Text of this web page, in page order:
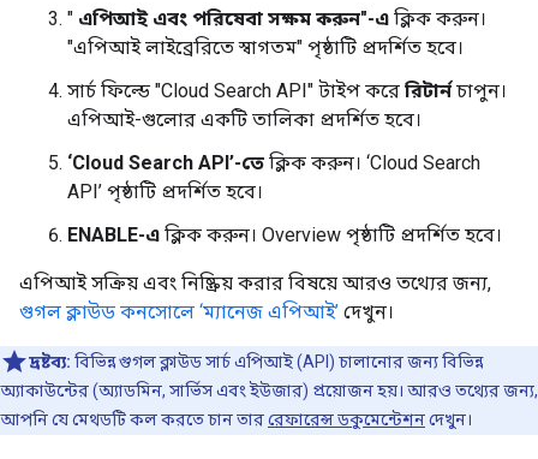
" এপিআই এবং পরিষেবা সক্ষম করুন"-এ ক্লিক করুন।
"এপিআই লাইব্রেরিতে স্বাগতম" পৃষ্ঠাটি প্রদর্শিত হবে।
সার্চ ফিল্ডে "Cloud Search API" টাইপ করে রিটার্নচাপুন।
এপিআই-গুলোর একটি তালিকা প্রদর্শিত হবে।
‘Cloud Search API’-তে ক্লিক করুন। ‘Cloud Search
API’ পৃষ্ঠাটি প্রদর্শিত হবে।
ENABLE-এ ক্লিক করুন। Overview পৃষ্ঠাটি প্রদর্শিত হবে।
এপিআই সক্রিয় এবং নিষ্ক্রিয় করার বিষয়ে আরও তথ্যের জন্য,
গুগল ক্লাউড কনসোলে ‘ম্যানেজ এপিআই’ দেখুন।
দ্রষ্টব্য: বিভিন্ন গুগল ক্লাউড সার্চ এপিআই (API) চালানোর জন্য বিভিন্ন
অ্যাকাউন্টের (অ্যাডমিন, সার্ভিস এবং ইউজার) প্রয়োজন হয়। আরও তথ্যের জন্য,
আপনি যে মেথডটি কল করতে চান তাররেফারেন্স ডকুমেন্টেশনদেখুন।